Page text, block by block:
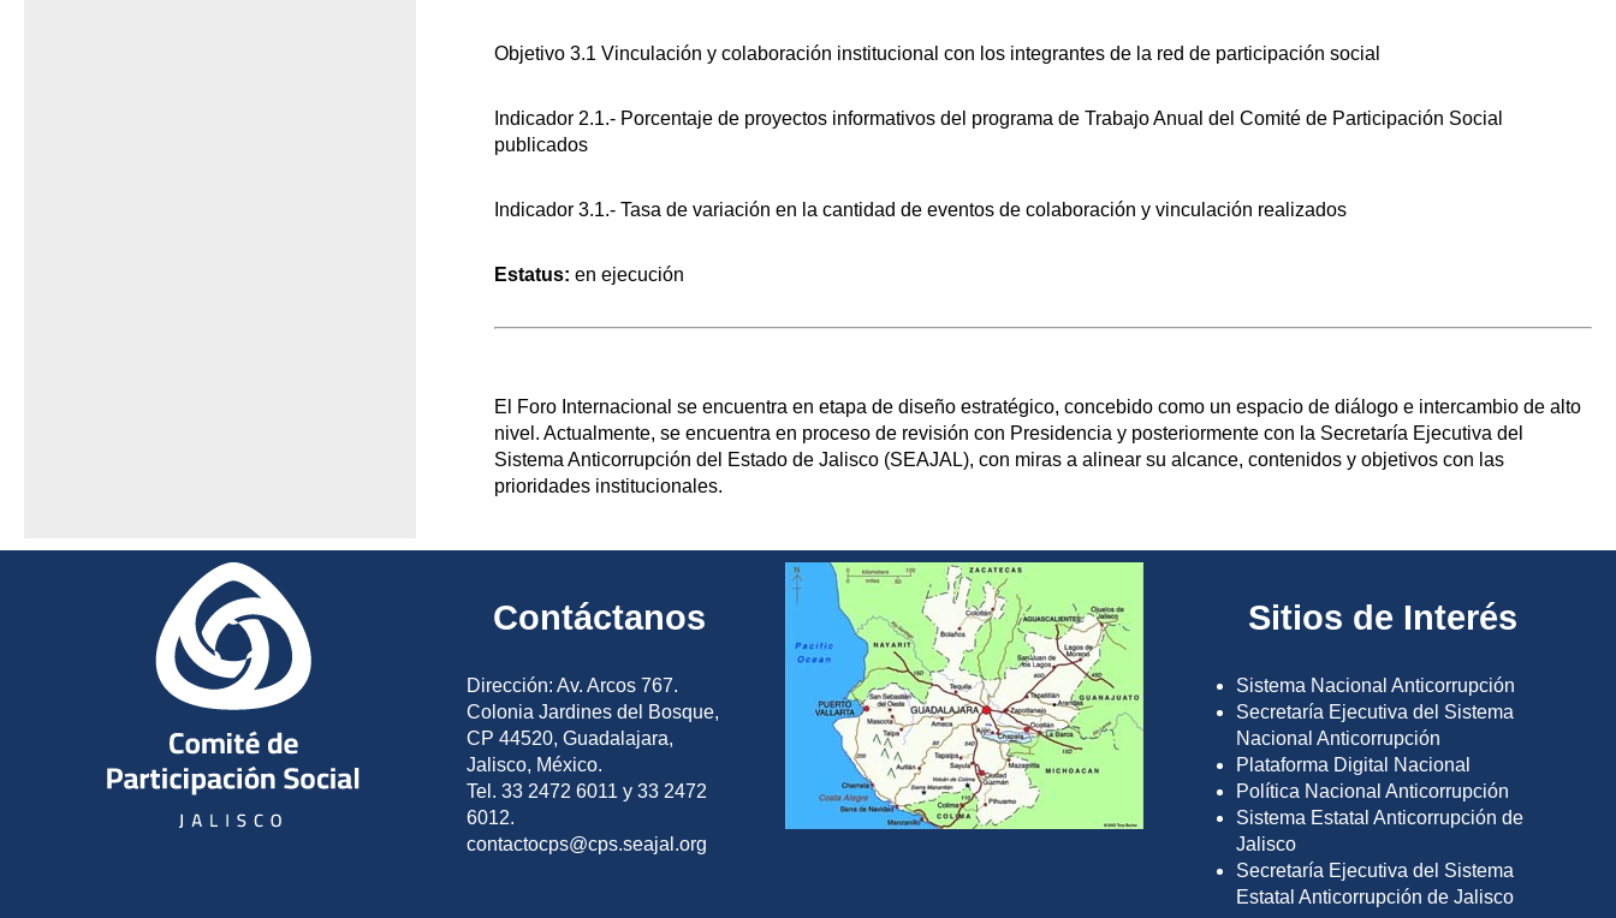
Objetivo 3.1 Vinculación y colaboración institucional con los integrantes de la red de participación social
Indicador 2.1.- Porcentaje de proyectos informativos del programa de Trabajo Anual del Comité de Participación Social
publicados
Indicador 3.1.- Tasa de variación en la cantidad de eventos de colaboración y vinculación realizados
Estatus: en ejecución
El Foro Internacional se encuentra en etapa de diseño estratégico, concebido como un espacio de diálogo e intercambio de alto
nivel. Actualmente, se encuentra en proceso de revisión con Presidencia y posteriormente con la Secretaría Ejecutiva del
Sistema Anticorrupción del Estado de Jalisco (SEAJAL), con miras a alinear su alcance, contenidos y objetivos con las
prioridades institucionales.
Contáctanos
Dirección: Av. Arcos 767.
Colonia Jardines del Bosque,
CP 44520, Guadalajara,
Jalisco, México.
Tel. 33 2472 6011 y 33 2472
6012.
contactocps@cps.seajal.org
Sitios de Interés
Sistema Nacional Anticorrupción
Secretaría Ejecutiva del Sistema
Nacional Anticorrupción
Plataforma Digital Nacional
Política Nacional Anticorrupción
Sistema Estatal Anticorrupción de
Jalisco
Secretaría Ejecutiva del Sistema
Estatal Anticorrupción de Jalisco